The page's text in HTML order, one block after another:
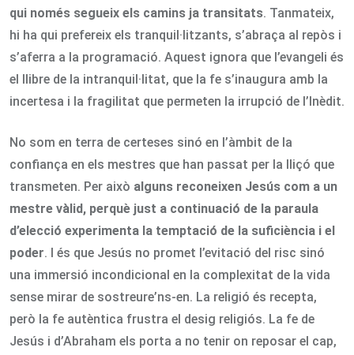
qui només segueix els camins ja transitats. Tanmateix,
hi ha qui prefereix els tranquil·litzants, s’abraça al repòs i
s’aferra a la programació. Aquest ignora que l’evangeli és
el llibre de la intranquil·litat, que la fe s’inaugura amb la
incertesa i la fragilitat que permeten la irrupció de l’Inèdit.
No som en terra de certeses sinó en l’àmbit de la
confiança en els mestres que han passat per la lliçó que
transmeten. Per això alguns reconeixen Jesús com a un
mestre vàlid, perquè just a continuació de la paraula
d’elecció experimenta la temptació de la suficiència i el
poder. I és que Jesús no promet l’evitació del risc sinó
una immersió incondicional en la complexitat de la vida
sense mirar de sostreure’ns-en. La religió és recepta,
però la fe autèntica frustra el desig religiós. La fe de
Jesús i d’Abraham els porta a no tenir on reposar el cap,